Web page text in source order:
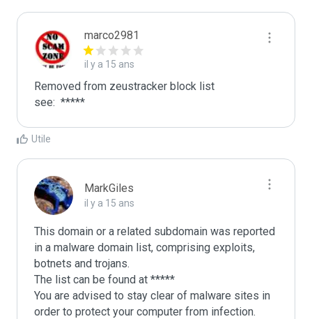
marco2981
il y a 15 ans
Removed from zeustracker block list
see:  *****
Utile
MarkGiles
il y a 15 ans
This domain or a related subdomain was reported
in a malware domain list, comprising exploits,
botnets and trojans.
The list can be found at *****
You are advised to stay clear of malware sites in
order to protect your computer from infection.